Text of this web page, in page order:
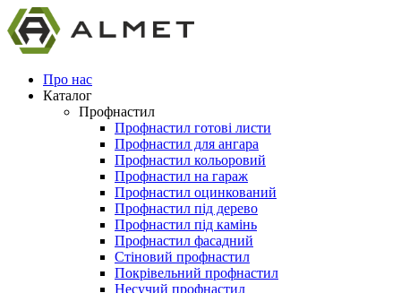
Про нас
Каталог
Профнастил
Профнастил готові листи
Профнастил для ангара
Профнастил кольоровий
Профнастил на гараж
Профнастил оцинкований
Профнастил під дерево
Профнастил під камінь
Профнастил фасадний
Стіновий профнастил
Покрівельний профнастил
Несучий профнастил